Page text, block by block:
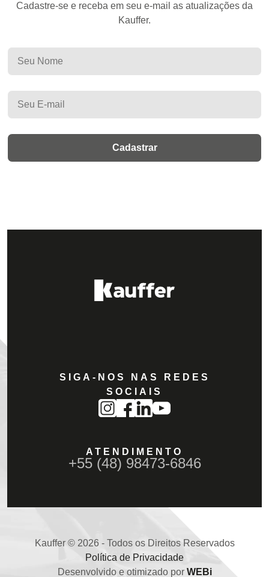
Cadastre-se e receba em seu e-mail as atualizações da
Kauffer.
SIGA-NOS NAS REDES
SOCIAIS
ATENDIMENTO
+55 (48) 98473-6846
Kauffer © 2026 - Todos os Direitos Reservados
Política de Privacidade
Desenvolvido e otimizado por WEBi